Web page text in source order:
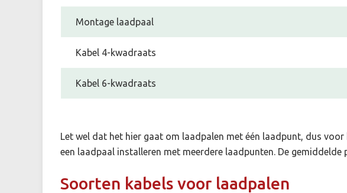
Montage laadpaal
Kabel 4-kwadraats
Kabel 6-kwadraats
Let wel dat het hier gaat om laadpalen met één laadpunt, dus
een laadpaal installeren met meerdere laadpunten. De
Soorten kabels voor laadpalen